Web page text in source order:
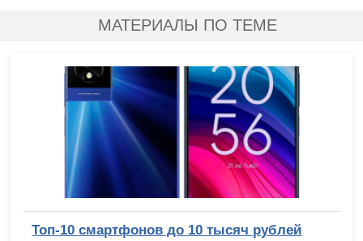
МАТЕРИАЛЫ ПО ТЕМЕ
Топ-10 смартфонов до 10 тысяч рублей